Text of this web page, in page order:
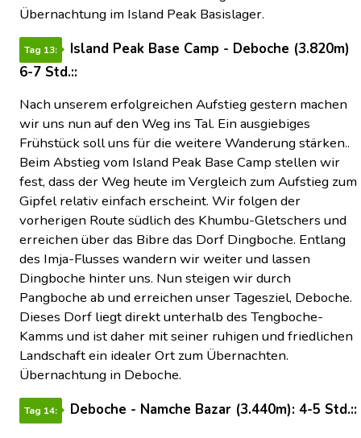
Übernachtung im Island Peak Basislager.
Tag 13:
Island Peak Base Camp - Deboche (3.820m)
6-7 Std.::
Nach unserem erfolgreichen Aufstieg gestern machen
wir uns nun auf den Weg ins Tal. Ein ausgiebiges
Frühstück soll uns für die weitere Wanderung stärken..
Beim Abstieg vom Island Peak Base Camp stellen wir
fest, dass der Weg heute im Vergleich zum Aufstieg zum
Gipfel relativ einfach erscheint. Wir folgen der
vorherigen Route südlich des Khumbu-Gletschers und
erreichen über das Bibre das Dorf Dingboche. Entlang
des Imja-Flusses wandern wir weiter und lassen
Dingboche hinter uns. Nun steigen wir durch
Pangboche ab und erreichen unser Tagesziel, Deboche.
Dieses Dorf liegt direkt unterhalb des Tengboche-
Kamms und ist daher mit seiner ruhigen und friedlichen
Landschaft ein idealer Ort zum Übernachten.
Übernachtung in Deboche.
Tag 14:
Deboche - Namche Bazar (3.440m): 4-5 Std.::